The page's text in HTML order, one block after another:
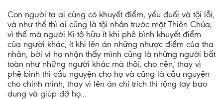
Con người ta ai cũng có khuyết điểm, yếu đuối và tội lỗi,
và như thế thì ai cũng là tội nhân trước mặt Thiên Chúa,
vì thế mà người Ki-tô hữu ít khi phê bình khuyết điểm
của người khác, ít khi lên án những nhược điểm của tha
nhân, bởi vì họ nhận thấy mình cũng là những người bất
toàn như những người khác mà thôi, cho nên, thay vì
phê bình thì cầu nguyện cho họ và cũng là cầu nguyện
cho chính mình, thay vì lên án chỉ trích thì rộng tay bao
dung và giúp đỡ họ...